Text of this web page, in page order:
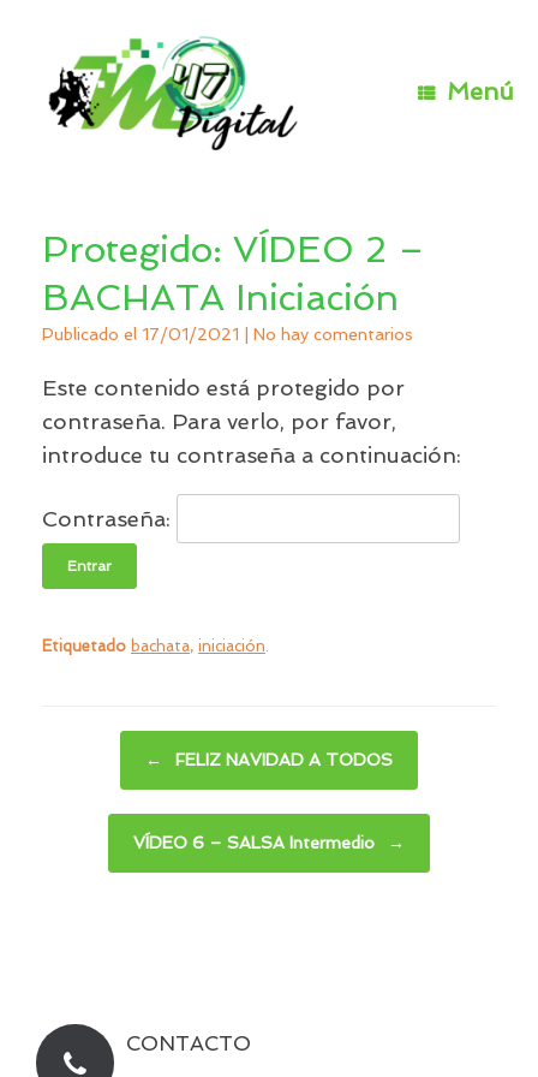
Menú
Protegido: VÍDEO 2 –
BACHATA Iniciación
Publicado el 17/01/2021 No hay comentarios
Este contenido está protegido por
contraseña. Para verlo, por favor,
introduce tu contraseña a continuación:
Contraseña:
Etiquetado bachata, iniciación
← FELIZ NAVIDAD A TODOS
VÍDEO 6 – SALSA Intermedio →
CONTACTO